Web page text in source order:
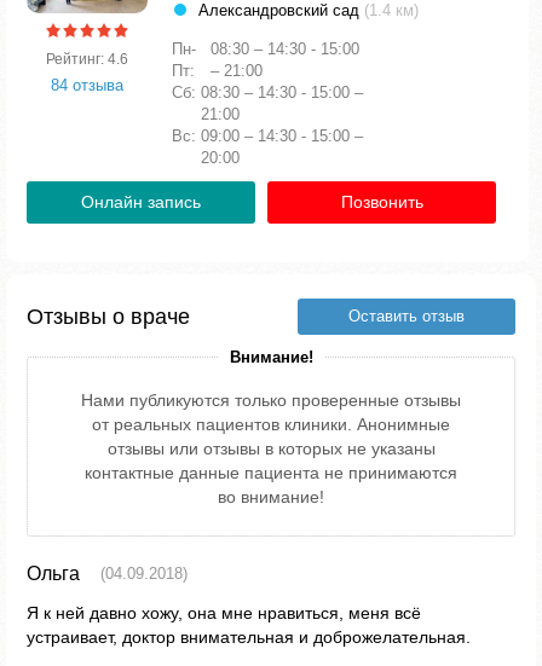
Рейтинг: 4.6
84 отзыва
Александровский сад (1.4 км)
Пн-
Пт:
08:30 – 14:30 - 15:00
– 21:00
Сб: 08:30 – 14:30 - 15:00 –
21:00
Вс: 09:00 – 14:30 - 15:00 –
20:00
Онлайн запись Позвонить
Отзывы о враче Оставить отзыв
Внимание!
Нами публикуются только проверенные отзывы
от реальных пациентов клиники. Анонимные
отзывы или отзывы в которых не указаны
контактные данные пациента не принимаются
во внимание!
Ольга (04.09.2018)
Я к ней давно хожу, она мне нравиться, меня всё
устраивает, доктор внимательная и доброжелательная.